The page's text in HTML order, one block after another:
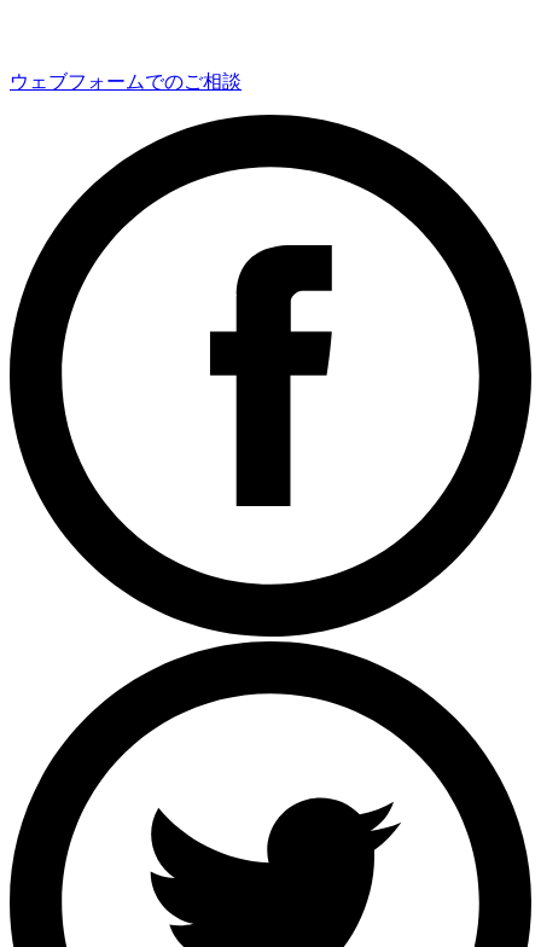
ウェブフォームでのご相談